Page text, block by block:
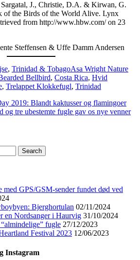
J., Christie, D.A. & Kirwan, G.
of the Birds of the World Alive. Lynx
from http://www.hbw.com/ on 23
Steffensen & Uffe Damm Andersen
, Trinidad & TobagoTags
Asa Wright Nature
Bellbird, Costa Rica, Hvid
, Trelappet Klokkefugl, Trinidad
2019: Blandt kaktusser og flamingoer
og tre ubestemte fugle gav os nye venner
med GPS/GSM-sender fundet død ved
Bjerghortulan 02/11/2024
en Nordsanger i Haurvig 31/10/2024
fugle 27/12/2023
Festival 2023 12/06/2023
Instagram